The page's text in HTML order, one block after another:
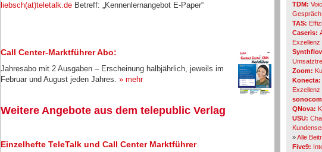
liebsch(at)teletalk.de Betreff: „Kennenlernangebot E-Paper“
Call Center-Marktführer Abo:
Jahresabo mit 2 Ausgaben – Erscheinung halbjährlich, jeweils im
Februar und August jeden Jahres. » mehr
Weitere Angebote aus dem telepublic Verlag
Einzelhefte TeleTalk und Call Center Marktführer
TDM:
Gespräch
TAS:
Caseris:
Exzellenz
Zoom:
Konecta:
Exzellenz
QNova:
USU:
»Alle
Five9: